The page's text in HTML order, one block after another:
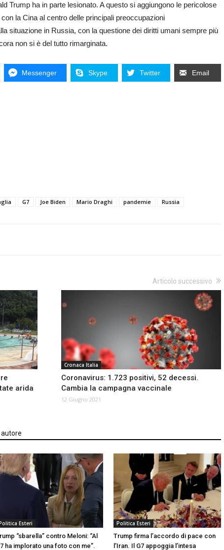
Trump ha in parte lesionato. A questo si aggiungono le pericolose
la Cina al centro delle principali preoccupazioni
situazione in Russia, con la questione dei diritti umani sempre più
non si è del tutto rimarginata.
Messenger Skype Twitter Email
G7 Joe Biden Mario Draghi pandemie Russia
arida
Articolo successivo
Cronaca Italia
Coronavirus: 1.723 positivi, 52 decessi.
Cambia la campagna vaccinale
12 Giugno 2021
autore
Esteri
“sbarella” contro Meloni: “Al
ha implorato una foto con me”.
Politica Esteri
Trump firma l’accordo di pace con
l’Iran. Il G7 appoggia l’intesa